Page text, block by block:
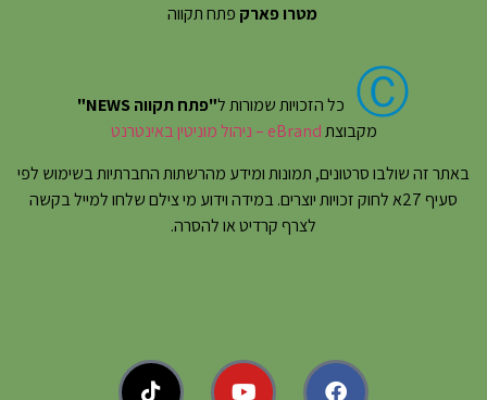
מטרו פארק פתח תקווה
Ⓒ כל הזכויות שמורות ל"פתח תקווה NEWS"
מקבוצתeBrand – ניהול מוניטין באינטרנט
באתר זה שולבו סרטונים, תמונות ומידע מהרשתות החברתיות בשימוש לפי
סעיף 27א לחוק זכויות יוצרים. במידה וידוע מי צילם שלחו למייל בקשה
לצרף קרדיט או להסרה.